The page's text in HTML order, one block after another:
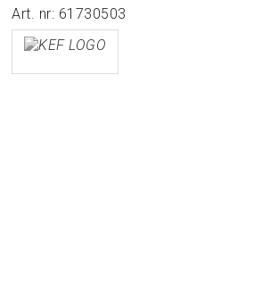
Art. nr: 61730503